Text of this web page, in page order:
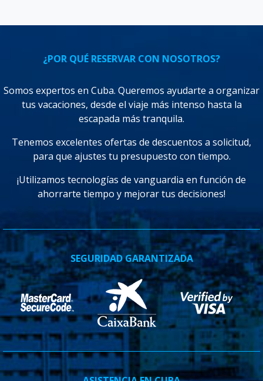
¿POR QUÉ RESERVAR CON NOSOTROS?
Somos expertos en Cuba. Queremos ayudarte a organizar
tus vacaciones, desde el viaje más intenso hasta la
escapada más tranquila.
Tenemos excelentes ofertas de descuentos a solicitud,
para que ajustes tu presupuesto con tiempo.
¡Utilizamos tecnologías de vanguardia en función de
ahorrarte tiempo y mejorar tus decisiones!
SEGURIDAD GARANTIZADA